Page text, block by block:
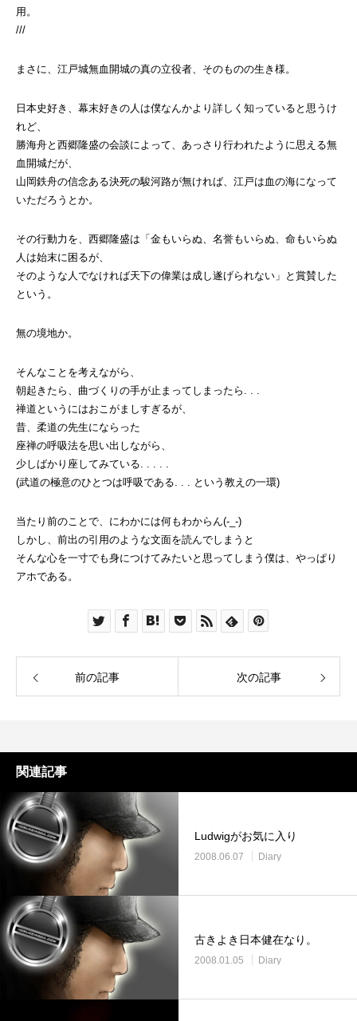
用。
///
まさに、江戸城無血開城の真の立役者、そのものの生き様。
日本史好き、幕末好きの人は僕なんかより詳しく知っていると思うけ
れど、
勝海舟と西郷隆盛の会談によって、あっさり行われたように思える無
血開城だが、
山岡鉄舟の信念ある決死の駿河路が無ければ、江戸は血の海になって
いただろうとか。
その行動力を、西郷隆盛は「金もいらぬ、名誉もいらぬ、命もいらぬ
人は始末に困るが、
そのような人でなければ天下の偉業は成し遂げられない」と賞賛した
という。
無の境地か。
そんなことを考えながら、
朝起きたら、曲づくりの手が止まってしまったら. . .
禅道というにはおこがましすぎるが、
昔、柔道の先生にならった
座禅の呼吸法を思い出しながら、
少しばかり座してみている. . . . .
(武道の極意のひとつは呼吸である. . . という教えの一環)
当たり前のことで、にわかには何もわからん(-_-)
しかし、前出の引用のような文面を読んでしまうと
そんな心を一寸でも身につけてみたいと思ってしまう僕は、やっぱり
アホである。
前の記事 次の記事
関連記事
Ludwigがお気に入り
2008.06.07 Diary
古きよき日本健在なり。
2008.01.05 Diary